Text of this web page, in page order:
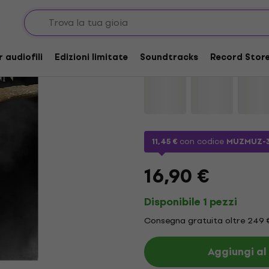
audiofili Edizioni limitate Soundtracks Record
Brooks & Dunn -
Marca:Brooks & DunnCodice
11,45 € con codice MUZMUZ-
16,90 €
Disponibile 1 pezzi
Consegna gratuita oltre 249
Aggiungi